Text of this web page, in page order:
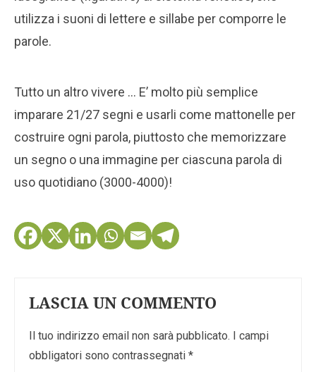
utilizza i suoni di lettere e sillabe per comporre le
parole.
Tutto un altro vivere … E’ molto più semplice
imparare 21/27 segni e usarli come mattonelle per
costruire ogni parola, piuttosto che memorizzare
un segno o una immagine per ciascuna parola di
uso quotidiano (3000-4000)!
LASCIA UN COMMENTO
Il tuo indirizzo email non sarà pubblicato. I campi
obbligatori sono contrassegnati *